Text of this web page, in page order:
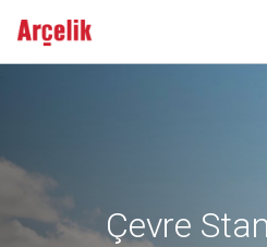
Çevre